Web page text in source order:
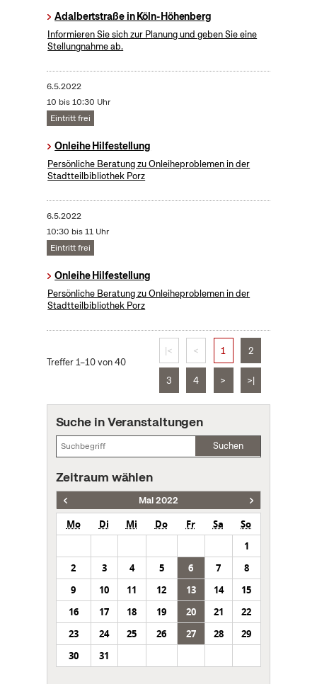
Adalbertstraße in Köln-Höhenberg
Informieren Sie sich zur Planung und geben Sie eine
Stellungnahme ab.
6.5.2022
10 bis 10:30 Uhr
Eintritt frei
Onleihe Hilfestellung
Persönliche Beratung zu Onleiheproblemen in der
Stadtteilbibliothek Porz
6.5.2022
10:30 bis 11 Uhr
Eintritt frei
Onleihe Hilfestellung
Persönliche Beratung zu Onleiheproblemen in der
Stadtteilbibliothek Porz
Treffer 1–10 von 40
|< < 1 2
3 4 > >|
Suche in Veranstaltungen
Suchen
Zeitraum wählen
Mai 2022
Mo Di Mi Do Fr Sa
So
1
2
3 4 5 6 7
8
9
10 11 12 13 14
15
16
17 18 19 20 21
22
23
24 25 26 27 28
29
30
31